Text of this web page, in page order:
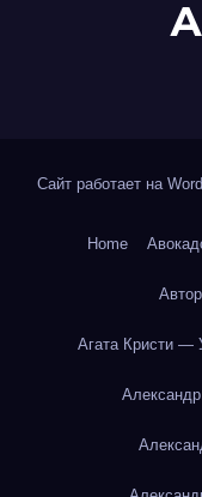
Сайт работает на
Home
Агата Кристи —